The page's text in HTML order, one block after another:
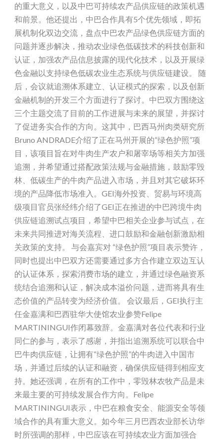
的重大意义，以及中巴可持续农产品供应链的政策机遇
和前景。他还提出，中巴合作具有5个优先领域，即拓
展机制化双边交流，盘点中巴农产品绿色供应链方面的
问题并逐步解决，推动农业绿色低碳技术的科技创新和
认证，加强农产品信息披露的现代化技术，以及开展绿
色金融以支持绿色低碳农业生态系统与供应链建设。 随
后，会议就追溯体系建立、认证模式的探索，以及创新
金融机制的开发三个方面进行了探讨。中巴双方围绕这
三个主题交流了目前的工作进展与未来的展望，并探讨
了促进务实合作的方向。这其中，巴西马州肉类研究所
Bruno ANDRADE介绍了正在马州开展的“绿色护照”项
目，该项目旨在对牛肉生产农户和屠宰场等相关方加强
追溯，并希望通过搭配政策法规与金融措施，鼓励零毁
林、低碳生产的牛肉产品进入市场，并且对其它破坏环
境的产品降低市场准入。GEI海外投资、贸易与环境高
级项目官员张经纬介绍了GEI正在推进的中巴跨境牛肉
供应链追溯试点项目，希望中巴相关企业参与试点，在
未来共同推进对海关流程、进口鼓励和金融创新激励相
关政策的支持。 与会嘉宾对 “绿色护照”项目表示赞许，
同时也提出中巴双方还需要通过多方合作建立双边互认
的认证体系，探索消费市场的建立，并通过绿色融资系
统结合追溯和认证，解决成本溢价问题，进而将具有生
态价值的产品转变为经济价值。 会议最后，GEI执行主
任金嘉满和巴西驻华大使馆农业参赞Felipe
MARTININGUI作闭幕致辞。金嘉满对各位代表和行业
同仁的参与，表示了感谢，并指出追溯系统可以联合中
巴牛肉供应链，让拥有“绿色护照”的牛肉进入中国市
场，并通过后续的认证和融资，确保供应链得到相应支
持。她还强调，在所有的工作中，零毁林农牧产品是未
来最主要的可持续发展合作方向。Felipe
MARTININGUI表示，中巴在粮食安全、能源安全等领
域合作的具有重大意义。如今年三月巴西农业部长访华
时所强调的那样，中巴应该在可持续农业方面加强合